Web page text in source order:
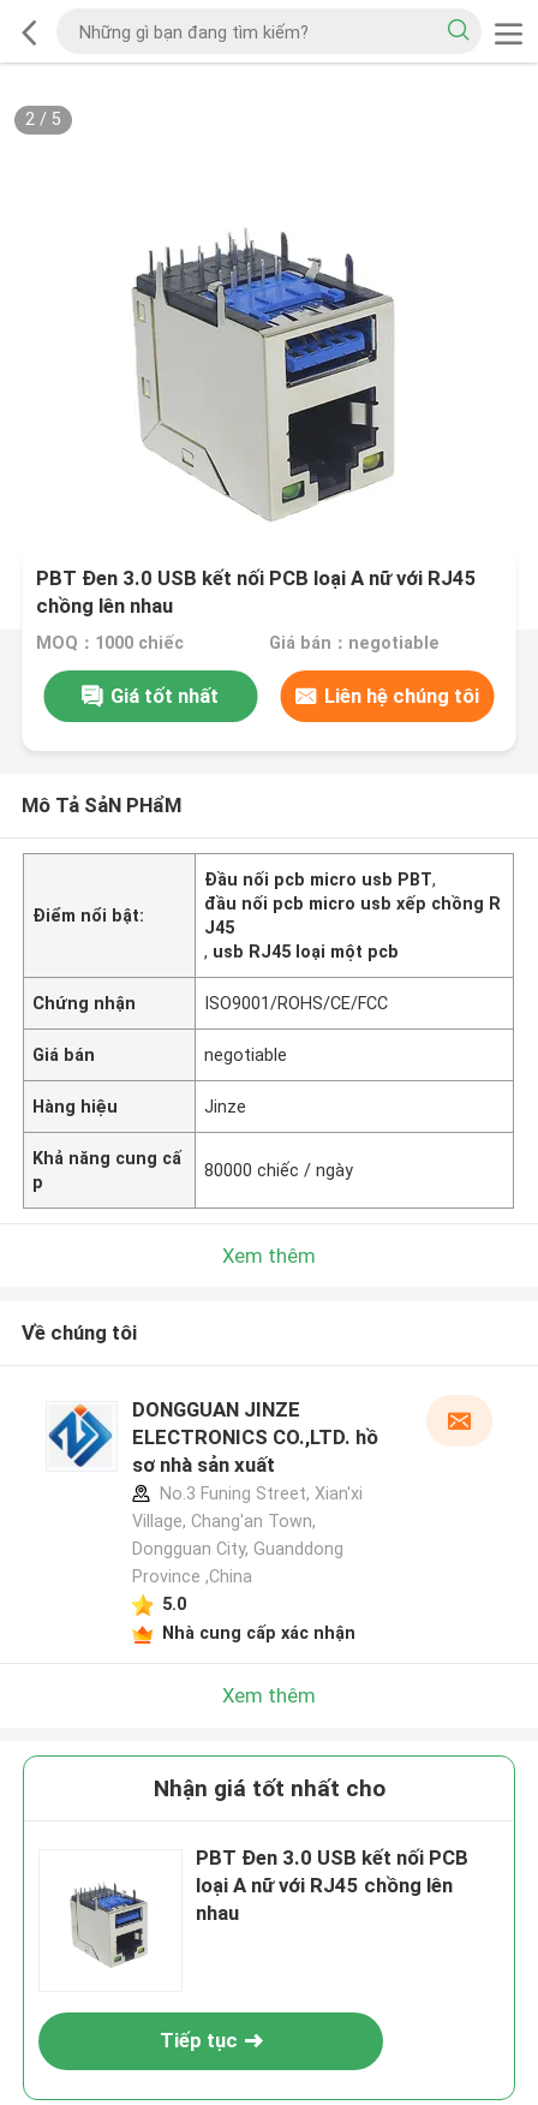
2/ 5
PBT Đen 3.0 USB kết nối PCB loại A nữ với RJ45
chồng lên nhau
MOQ：1000 chiếc Giá bán：negotiable
Giá tốt nhất Liên hệ chúng tôi
Mô Tả SảN PHẩM
Điểm nổi bật:
Đầu nối pcb micro usb PBT,
đầu nối pcb micro usb xếp chồng R
J45
, usb RJ45 loại một pcb
Chứng nhận ISO9001/ROHS/CE/FCC
Giá bán negotiable
Hàng hiệu Jinze
Khả năng cung cấ
p
80000 chiếc / ngày
Xem thêm
Về chúng tôi
DONGGUAN JINZE
ELECTRONICS CO.,LTD. hồ
sơ nhà sản xuất
No.3 Funing Street, Xian'xi
Village, Chang'an Town,
Dongguan City, Guanddong
Province ,China
5.0
Nhà cung cấp xác nhận
Xem thêm
Nhận giá tốt nhất cho
PBT Đen 3.0 USB kết nối PCB
loại A nữ với RJ45 chồng lên
nhau
Tiếp tục